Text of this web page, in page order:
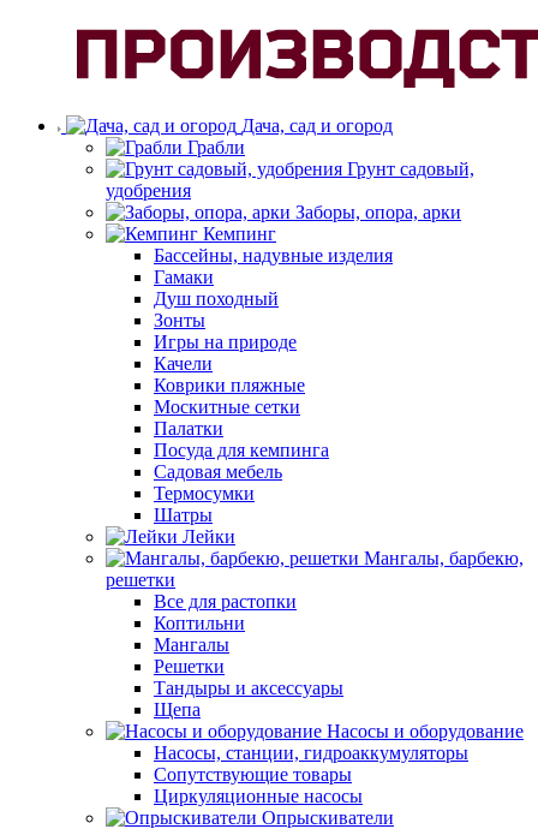
Дача, сад и огород
Грабли
Грунт садовый,
удобрения
Заборы, опора, арки
Кемпинг
Бассейны, надувные изделия
Гамаки
Душ походный
Зонты
Игры на природе
Качели
Коврики пляжные
Москитные сетки
Палатки
Посуда для кемпинга
Садовая мебель
Термосумки
Шатры
Лейки
Мангалы, барбекю,
решетки
Все для растопки
Коптильни
Мангалы
Решетки
Тандыры и аксессуары
Щепа
Насосы и оборудование
Насосы, станции, гидроаккумуляторы
Сопутствующие товары
Циркуляционные насосы
Опрыскиватели